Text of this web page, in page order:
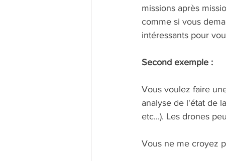
missions après
comme si vous
intéressants pour
Second exemple :
Vous voulez faire
analyse de l'état de
etc...). Les drones
Vous ne me croyez